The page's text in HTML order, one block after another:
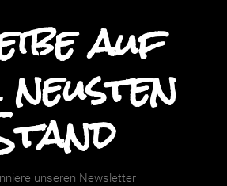
auf
neusten
unseren Newsletter